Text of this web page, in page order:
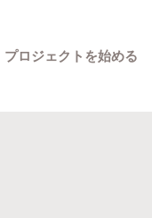
プロジェクトを始める